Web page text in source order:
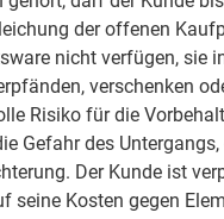
der offenen
nicht verfügen, sie
verschenken
Risiko für die
Gefahr des
Der Kunde ist
seine Kosten gegen